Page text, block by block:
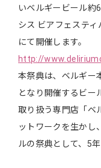
いベルギービール約
シス ビアフェステ
にて開催します。
http://
本祭典は、ベルギー
となり開催するビー
取り扱う専門店「ベ
ットワークを生かし
ルの祭典として、5